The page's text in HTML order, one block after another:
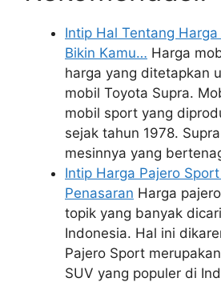
Intip Hal Tentang
Bikin Kamu… Harga
harga yang ditetapkan
mobil Toyota Supra.
mobil sport yang
sejak tahun 1978.
mesinnya yang
Intip Harga Pajero
Penasaran Harga
topik yang banyak
Indonesia. Hal ini
Pajero Sport
SUV yang populer di